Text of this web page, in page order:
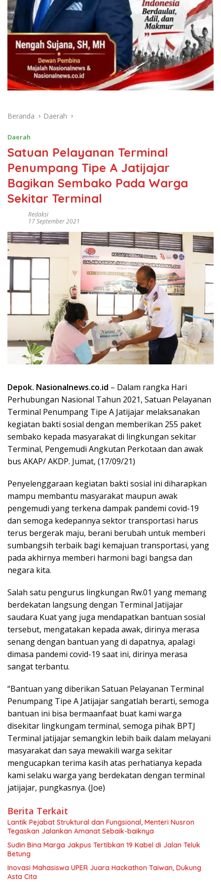
Beranda Daerah
Daerah
Satuan Pelayanan Terminal
Penumpang Tipe A Jatijajar
Bagikan Sembako Pada Warga
Sekitar Terminal
Redaksi
17 September 2021
Depok. Nasionalnews.co.id – Dalam rangka Hari
Perhubungan Nasional Tahun 2021, Satuan Pelayanan
Terminal Penumpang Tipe A Jatijajar melaksanakan
kegiatan bakti sosial dengan memberikan 255 paket
sembako kepada masyarakat di lingkungan sekitar
Terminal, Pengemudi Angkutan Perkotaan dan awak
bus AKAP/ AKDP. Jumat, (17/09/21)
Penyelenggaraan kegiatan bakti sosial ini diharapkan
mampu membantu masyarakat maupun awak
pengemudi yang terkena dampak pandemi covid-19
dan semoga kedepannya sektor transportasi harus
terus bergerak maju, berani berubah untuk memberi
sumbangsih terbaik bagi kemajuan transportasi, yang
pada akhirnya memberi harmoni bagi bangsa dan
negara kita.
Salah satu pengurus lingkungan Rw.01 yang memang
berdekatan langsung dengan Terminal Jatijajar
saudara Kuat yang juga mendapatkan bantuan sosial
tersebut, mengatakan kepada awak, dirinya merasa
senang dengan bantuan yang di dapatnya, apalagi
dimasa pandemi covid-19 saat ini, dirinya merasa
sangat terbantu.
“Bantuan yang diberikan Satuan Pelayanan Terminal
Penumpang Tipe A Jatijajar sangatlah berarti, semoga
bantuan ini bisa bermaanfaat buat kami warga
disekitar lingkungam terminal, semoga pihak BPTJ
Terminal jatijajar semangkin lebih baik dalam melayani
masyarakat dan saya mewakili warga sekitar
mengucapkan terima kasih atas perhatianya kepada
kami selaku warga yang berdekatan dengan terminal
jatijajar, pungkasnya. (Joe)
Berita Terkait
Lantik Pejabat Struktural dan Fungsional, Menteri Nusron
Tegaskan Jalankan Amanat Sebaik-baiknya
Sudin Bina Marga Jakpus Tertibkan 19 Kabel di Jalan Teluk
Betung
Inovasi Mahasiswa UPER Juara Hackathon Taiwan, Dukung
Asta Cita